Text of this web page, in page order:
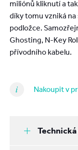
miliónů kliknutí a
díky tomu vzniká
podložce.
Ghosting, N-Key
přívodního kabelu.
Nakoupit v